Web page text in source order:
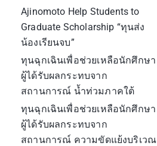
Ajinomoto Help Students to
Graduate Scholarship “ทุนส่ง
น้องเรียนจบ”
ทุนฉุกเฉินเพื่อช่วยเหลือนักศึกษา
ผู้ได้รับผลกระทบจาก
สถานการณ์ น้ำท่วมภาคใต้
ทุนฉุกเฉินเพื่อช่วยเหลือนักศึกษา
ผู้ได้รับผลกระทบจาก
สถานการณ์ ความขัดแย้งบริเวณ